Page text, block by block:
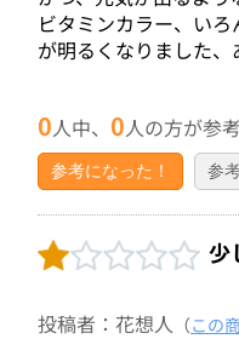
ビタミンカラー、い
が明るくなりました
0人中、0人の方が参
参考になった！ 参
少
投稿者：花想人 （この